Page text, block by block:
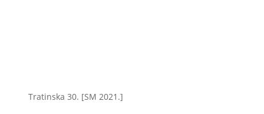
Tratinska 30. [SM 2021.]